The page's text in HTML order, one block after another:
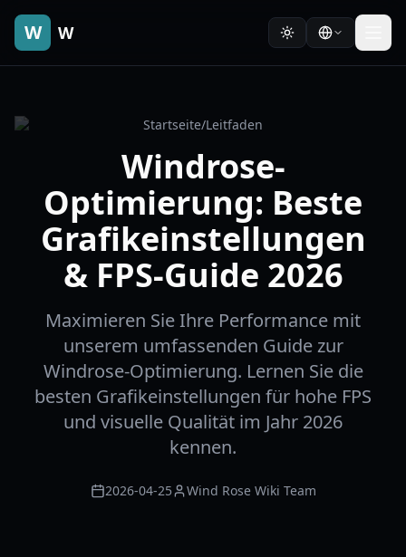
W W
Startseite/Leitfaden
Windrose-
Optimierung: Beste
Grafikeinstellungen
& FPS-Guide 2026
Maximieren Sie Ihre Performance mit
unserem umfassenden Guide zur
Windrose-Optimierung. Lernen Sie die
besten Grafikeinstellungen für hohe FPS
und visuelle Qualität im Jahr 2026
kennen.
2026-04-25 Wind Rose Wiki Team